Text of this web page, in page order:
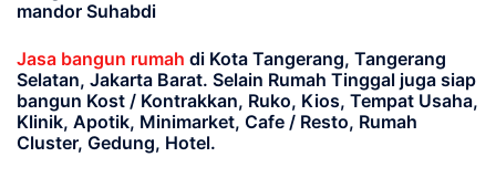
mandor Suhabdi
Jasa bangun rumah di Kota Tangerang, Tangerang
Selatan, Jakarta Barat. Selain Rumah Tinggal juga siap
bangun Kost / Kontrakkan, Ruko, Kios, Tempat Usaha,
Klinik, Apotik, Minimarket, Cafe / Resto, Rumah
Cluster, Gedung, Hotel.